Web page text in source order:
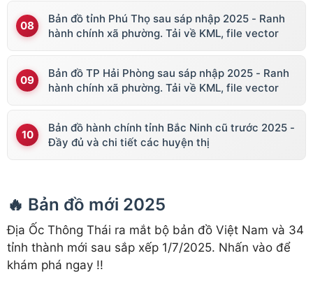
Bản đồ tỉnh Phú Thọ sau sáp nhập 2025 - Ranh
hành chính xã phường. Tải về KML, file vector
Bản đồ TP Hải Phòng sau sáp nhập 2025 - Ranh
hành chính xã phường. Tải về KML, file vector
Bản đồ hành chính tỉnh Bắc Ninh cũ trước 2025 -
Đầy đủ và chi tiết các huyện thị
🔥 Bản đồ mới 2025
Địa Ốc Thông Thái ra mắt bộ bản đồ Việt Nam và 34
tỉnh thành mới sau sắp xếp 1/7/2025. Nhấn vào để
khám phá ngay !!